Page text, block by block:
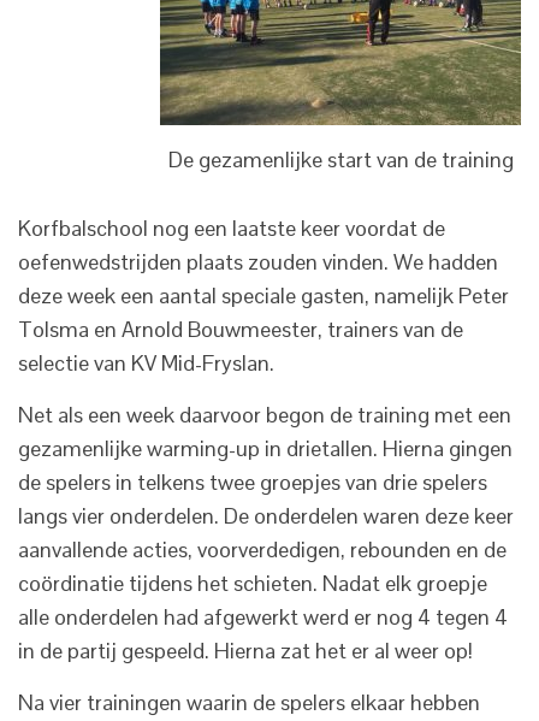
De gezamenlijke start van de training
Korfbalschool nog een laatste keer voordat de
oefenwedstrijden plaats zouden vinden. We hadden
deze week een aantal speciale gasten, namelijk Peter
Tolsma en Arnold Bouwmeester, trainers van de
selectie van KV Mid-Fryslan.
Net als een week daarvoor begon de training met een
gezamenlijke warming-up in drietallen. Hierna gingen
de spelers in telkens twee groepjes van drie spelers
langs vier onderdelen. De onderdelen waren deze keer
aanvallende acties, voorverdedigen, rebounden en de
coördinatie tijdens het schieten. Nadat elk groepje
alle onderdelen had afgewerkt werd er nog 4 tegen 4
in de partij gespeeld. Hierna zat het er al weer op!
Na vier trainingen waarin de spelers elkaar hebben